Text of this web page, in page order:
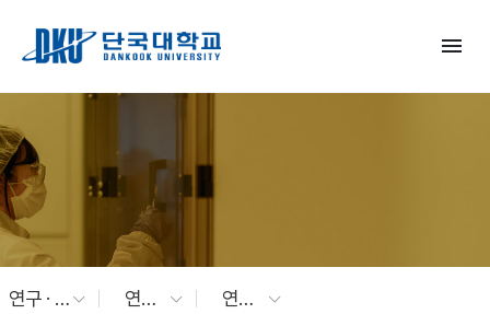
menu
연구 · 산학 연구지원 연구윤리